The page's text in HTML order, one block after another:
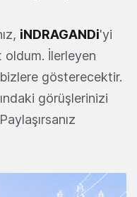
iNDRAGANDi'yi
oldum. İlerleyen
gösterecektir.
görüşlerinizi